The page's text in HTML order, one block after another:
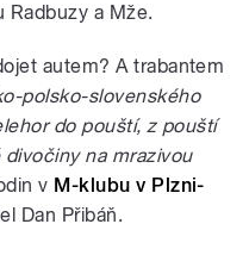
a Mže.
autem? A trabantem
polsko-slovenského
do pouští, z pouští
na mrazivou
v M-klubu v Plzni-
Dan Přibáň.